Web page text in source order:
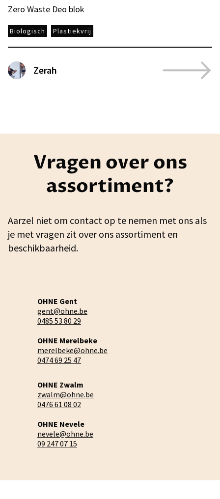
Zero Waste Deo blok
Biologisch Plastiekvrij
Zerah
Vragen over ons
assortiment?
Aarzel niet om contact op te nemen met ons als
je met vragen zit over ons assortiment en
beschikbaarheid.
OHNE Gent
gent@ohne.be
0485 53 80 29
OHNE Merelbeke
merelbeke@ohne.be
0474 69 25 47
OHNE Zwalm
zwalm@ohne.be
0476 61 08 02
OHNE Nevele
nevele@ohne.be
09 247 07 15